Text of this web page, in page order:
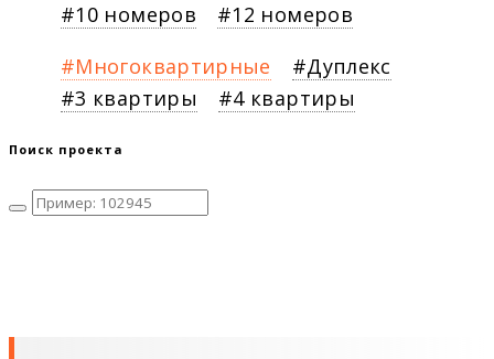
10 номеров
12 номеров
Многоквартирные
Дуплекс
3 квартиры
4 квартиры
Поиск проекта